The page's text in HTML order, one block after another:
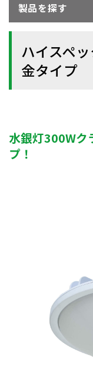
製品を探す
ハイスペ
金タイプ
水銀灯300Wク
プ！